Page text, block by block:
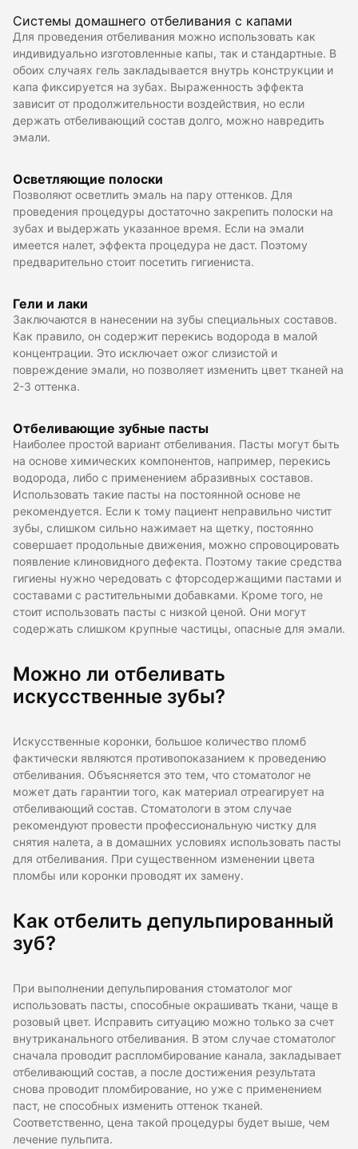
Системы домашнего отбеливания с капами
Для проведения отбеливания можно использовать как
индивидуально изготовленные капы, так и стандартные. В
обоих случаях гель закладывается внутрь конструкции и
капа фиксируется на зубах. Выраженность эффекта
зависит от продолжительности воздействия, но если
держать отбеливающий состав долго, можно навредить
эмали.
Осветляющие полоски
Позволяют осветлить эмаль на пару оттенков. Для
проведения процедуры достаточно закрепить полоски на
зубах и выдержать указанное время. Если на эмали
имеется налет, эффекта процедура не даст. Поэтому
предварительно стоит посетить гигиениста.
Гели и лаки
Заключаются в нанесении на зубы специальных составов.
Как правило, он содержит перекись водорода в малой
концентрации. Это исключает ожог слизистой и
повреждение эмали, но позволяет изменить цвет тканей на
2-3 оттенка.
Отбеливающие зубные пасты
Наиболее простой вариант отбеливания. Пасты могут быть
на основе химических компонентов, например, перекись
водорода, либо с применением абразивных составов.
Использовать такие пасты на постоянной основе не
рекомендуется. Если к тому пациент неправильно чистит
зубы, слишком сильно нажимает на щетку, постоянно
совершает продольные движения, можно спровоцировать
появление клиновидного дефекта. Поэтому такие средства
гигиены нужно чередовать с фторсодержащими пастами и
составами с растительными добавками. Кроме того, не
стоит использовать пасты с низкой ценой. Они могут
содержать слишком крупные частицы, опасные для эмали.
Можно ли отбеливать
искусственные зубы?
Искусственные коронки, большое количество пломб
фактически являются противопоказанием к проведению
отбеливания. Объясняется это тем, что стоматолог не
может дать гарантии того, как материал отреагирует на
отбеливающий состав. Стоматологи в этом случае
рекомендуют провести профессиональную чистку для
снятия налета, а в домашних условиях использовать пасты
для отбеливания. При существенном изменении цвета
пломбы или коронки проводят их замену.
Как отбелить депульпированный
зуб?
При выполнении депульпирования стоматолог мог
использовать пасты, способные окрашивать ткани, чаще в
розовый цвет. Исправить ситуацию можно только за счет
внутриканального отбеливания. В этом случае стоматолог
сначала проводит распломбирование канала, закладывает
отбеливающий состав, а после достижения результата
снова проводит пломбирование, но уже с применением
паст, не способных изменить оттенок тканей.
Соответственно, цена такой процедуры будет выше, чем
лечение пульпита.